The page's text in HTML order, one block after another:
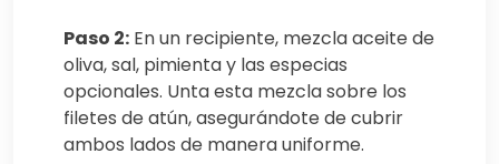
Paso 2: En un recipiente, mezcla aceite de
oliva, sal, pimienta y las especias
opcionales. Unta esta mezcla sobre los
filetes de atún, asegurándote de cubrir
ambos lados de manera uniforme.